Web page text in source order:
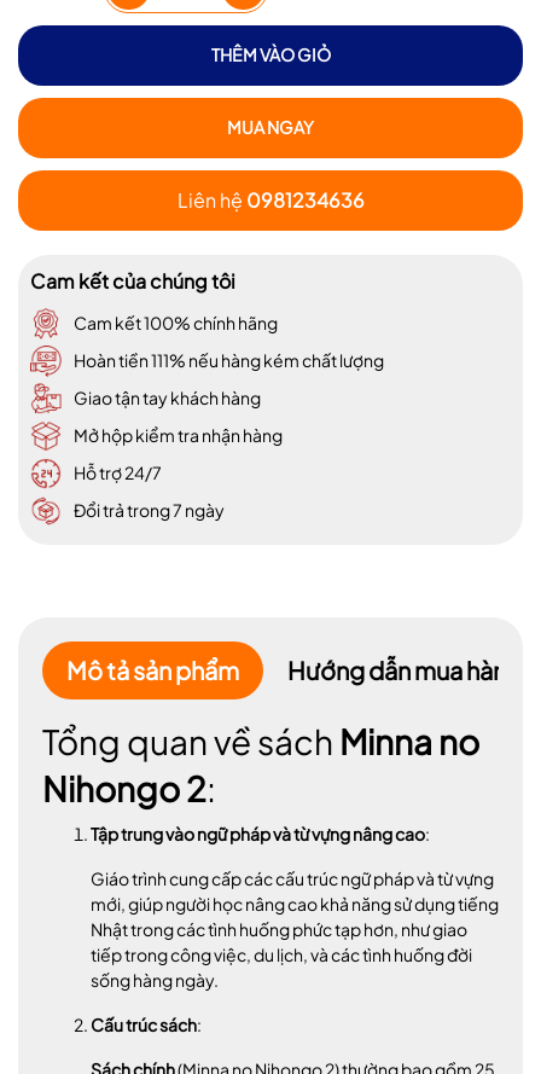
THÊM VÀO GIỎ
MUA NGAY
Liên hệ 0981234636
Cam kết của chúng tôi
Cam kết 100% chính hãng
Hoàn tiền 111% nếu hàng kém chất lượng
Giao tận tay khách hàng
Mở hộp kiểm tra nhận hàng
Hỗ trợ 24/7
Đổi trả trong 7 ngày
Mô tả sản phẩm Hướng dẫn mua hàng
Tổng quan về sách Minna no
Nihongo 2:
Tập trung vào ngữ pháp và từ vựng nâng cao:
Giáo trình cung cấp các cấu trúc ngữ pháp và từ vựng
mới, giúp người học nâng cao khả năng sử dụng tiếng
Nhật trong các tình huống phức tạp hơn, như giao
tiếp trong công việc, du lịch, và các tình huống đời
sống hàng ngày.
Cấu trúc sách:
Sách chính(Minna no Nihongo 2) thường bao gồm 25